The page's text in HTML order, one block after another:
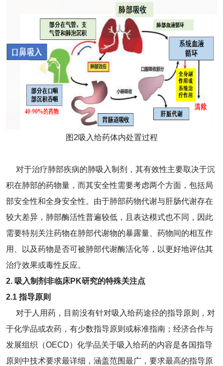
图2吸入给药体内处置过程
对于治疗肺部疾病的肺吸入制剂，其有效性主要取决于沉
积在肺部的药物量，而其安全性需要考虑两个方面，包括局
部安全性和全身安全性。由于肺部药物代谢与肝肠代谢存在
较大差异，肺部酶活性普遍较低，且表达模式也不同，因此
需要特别关注药物在肺部代谢物的暴露量、药物间的相互作
用、以及药物是否可被肺部代谢酶活化等，以更好地评估其
治疗效果或毒性反应。
2. 吸入制剂非临床PK研究的特殊关注点
2.1 指导原则
对于人用药，目前没有针对吸入给药途径的指导原则，对
于化学品或农药，有少数指导原则或标准指南；经济合作与
发展组织（OECD）化学品关于吸入给药的内容是各国指导
原则中技术要求最详细，涵盖范围最广，要求最高的指导原